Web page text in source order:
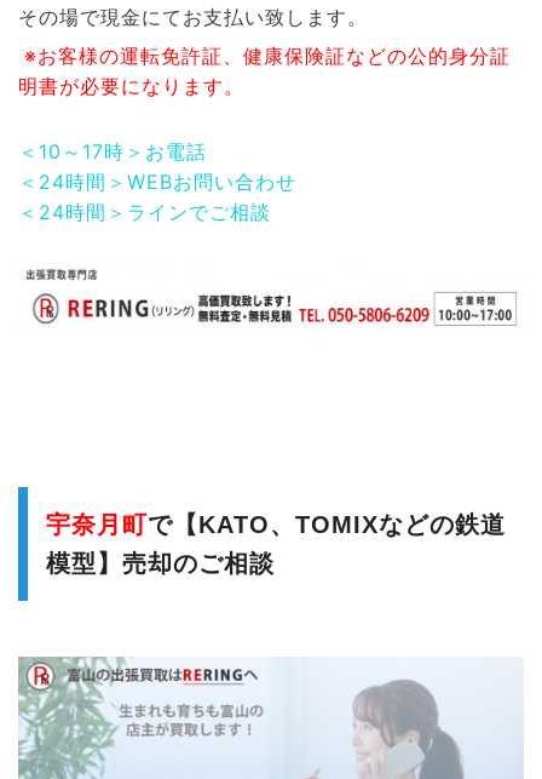
その場で現金にてお支払い致します。
※お客様の運転免許証、健康保険証などの公的身分証
明書が必要になります。
＜10～17時＞お電話
＜24時間＞WEBお問い合わせ
＜24時間＞ラインでご相談
宇奈月町で【KATO、TOMIXなどの鉄道
模型】売却のご相談